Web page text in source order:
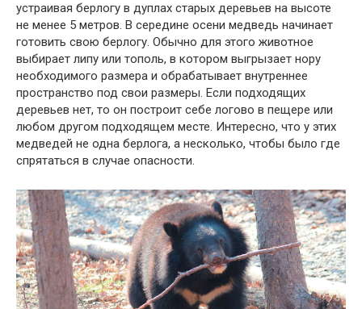
устраивая берлогу в дуплах старых деревьев на высоте
не менее 5 метров. В середине осени медведь начинает
готовить свою берлогу. Обычно для этого животное
выбирает липу или тополь, в котором выгрызает нору
необходимого размера и обрабатывает внутреннее
пространство под свои размеры. Если подходящих
деревьев нет, то он построит себе логово в пещере или
любом другом подходящем месте. Интересно, что у этих
медведей не одна берлога, а несколько, чтобы было где
спрятаться в случае опасности.